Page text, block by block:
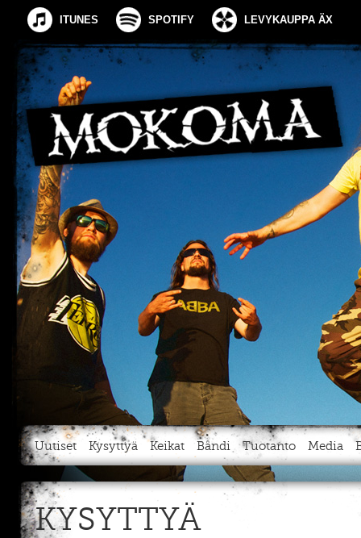
ITUNES SPOTIFY LEVYKAUPPA ÄX
Uutiset Kysyttyä Keikat Bändi Tuotanto Media
KYSYTTYÄ